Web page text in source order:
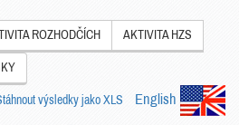
ROZHODČÍCH AKTIVITA HZS
English
výsledky jako XLS